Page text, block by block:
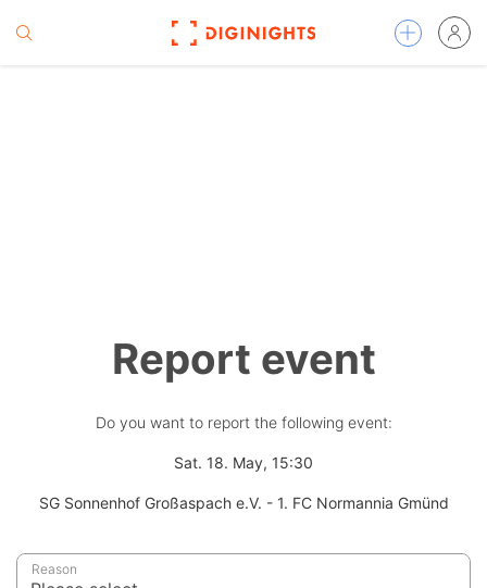
Report event
Do you want to report the following event:
Sat. 18. May, 15:30
SG Sonnenhof Großaspach e.V. - 1. FC Normannia Gmünd
Reason